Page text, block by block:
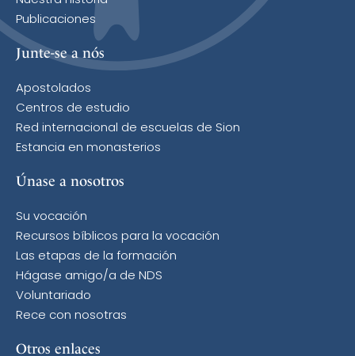
Publicaciones
Junte-se a nós
Apostolados
Centros de estudio
Red internacional de escuelas de Sion
Estancia en monasterios
Únase a nosotros
Su vocación
Recursos bíblicos para la vocación
Las etapas de la formación
Hágase amigo/a de NDS
Voluntariado
Rece con nosotras
Otros enlaces